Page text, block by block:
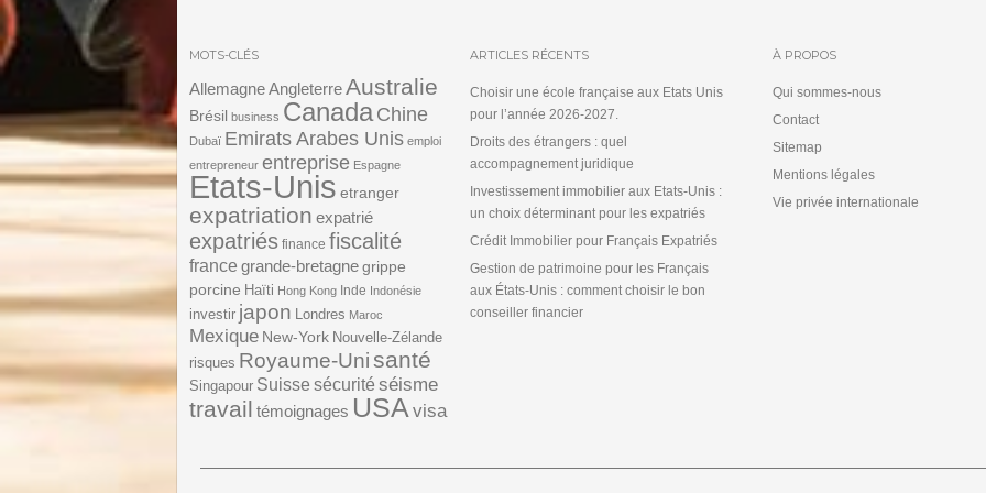
MOTS-CLÉS
AllemagneAngleterreAustralie
Brésil business CanadaChine
Dubaï Emirats Arabes Unis emploi
entrepreneur entreprise Espagne
Etats-Unis etranger
expatriation expatrié
expatriés finance fiscalité
france grande-bretagnegrippe
porcine Haïti Hong Kong Inde Indonésie
investir japon Londres Maroc
Mexique New-York Nouvelle-Zélande
risques Royaume-Unisanté
Singapour Suisse sécurité séisme
travail témoignages USA visa
ARTICLES RÉCENTS
Choisir une école française aux Etats Unis
pour l’année 2026-2027.
Droits des étrangers : quel
accompagnement juridique
Investissement immobilier aux Etats-Unis :
un choix déterminant pour les expatriés
Crédit Immobilier pour Français Expatriés
Gestion de patrimoine pour les Français
aux États-Unis : comment choisir le bon
conseiller financier
À PROPOS
Qui sommes-nous
Contact
Sitemap
Mentions légales
Vie privée internationale